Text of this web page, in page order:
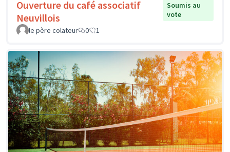
Ouverture du café associatif
Neuvillois
Soumis au
vote
le père colateur
0 1